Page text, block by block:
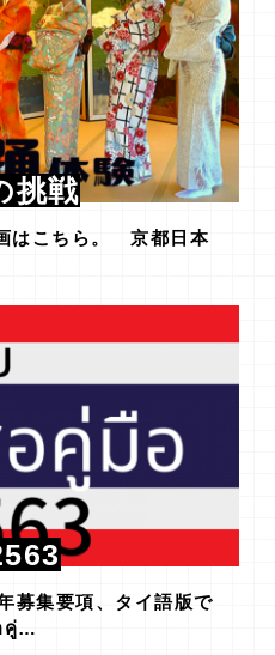
挑戦
こちら。 京都日本
募集要項、タイ語版で
คู่…